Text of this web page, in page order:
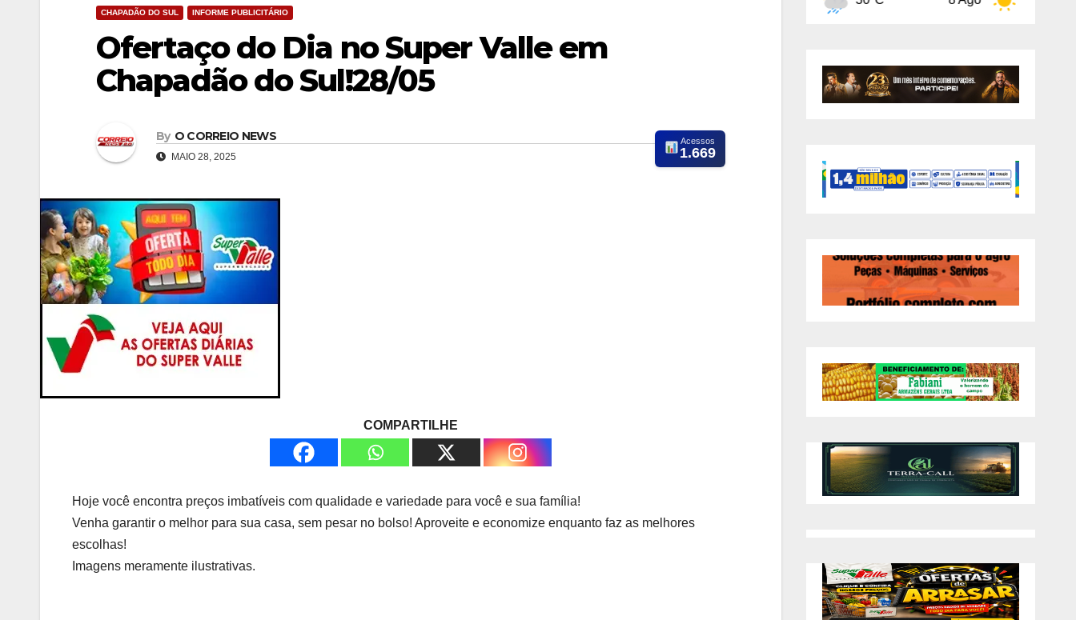
CHAPADÃO DO SUL INFORME PUBLICITÁRIO
Ofertaço do Dia no Super Valle em
Chapadão do Sul!28/05
By O CORREIO NEWS
MAIO 28, 2025
Acessos
1.669
COMPARTILHE
Hoje você encontra preços imbatíveis com qualidade e variedade para você e sua família!
Venha garantir o melhor para sua casa, sem pesar no bolso! Aproveite e economize enquanto faz as melhores
escolhas!
Imagens meramente ilustrativas.